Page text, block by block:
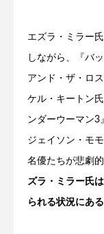
エズラ・ミラー
しながら、『バ
アンド・ザ・ロ
ケル・キートン
ンダーウーマン3
ジェイソン・モ
名優たちが悲劇
ズラ・ミラー氏
られる状況にある